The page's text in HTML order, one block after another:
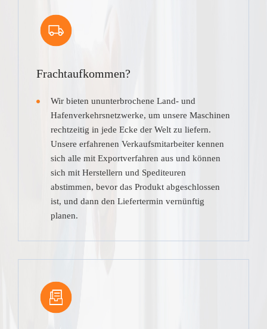
Frachtaufkommen?
Wir bieten ununterbrochene Land- und
Hafenverkehrsnetzwerke, um unsere Maschinen
rechtzeitig in jede Ecke der Welt zu liefern.
Unsere erfahrenen Verkaufsmitarbeiter kennen
sich alle mit Exportverfahren aus und können
sich mit Herstellern und Spediteuren
abstimmen, bevor das Produkt abgeschlossen
ist, und dann den Liefertermin vernünftig
planen.